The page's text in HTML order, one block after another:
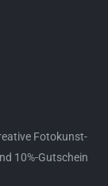
Fotokunst-
10%-Gutschein